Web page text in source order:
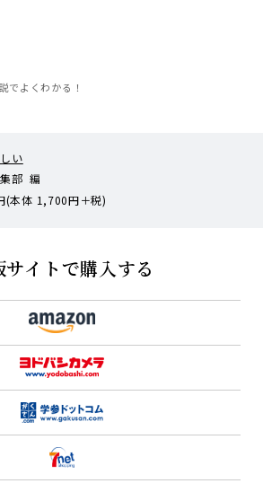
でよくわかる！
い
部 編
(本体 1,700円＋税)
サイトで購入する